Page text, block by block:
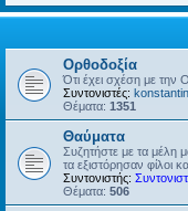
Ορθοδοξία
Ότι έχει σχέση με την
Συντονιστές:
Θέματα: 1351
Θαύματα
Συζητήστε με τα μέλη
τα εξιστόρησαν φίλοι
Συντονιστής:
Θέματα: 506